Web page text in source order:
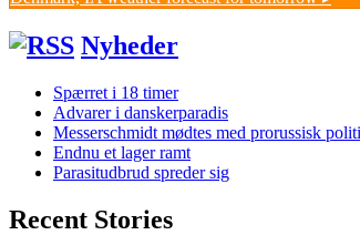
Nyheder
Spærret i 18 timer
Advarer i danskerparadis
Messerschmidt mødtes med prorussisk
Endnu et lager ramt
Parasitudbrud spreder sig
Recent Stories